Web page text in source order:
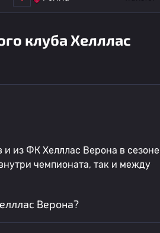
клуба Хелллас
и из ФК Хелллас Верона в сезоне
чемпионата, так и между
Верона?